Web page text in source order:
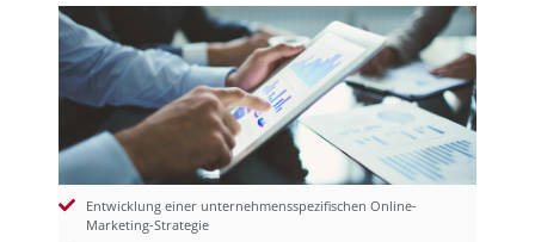
Entwicklung einer unternehmensspezifischen Online-
Marketing-Strategie